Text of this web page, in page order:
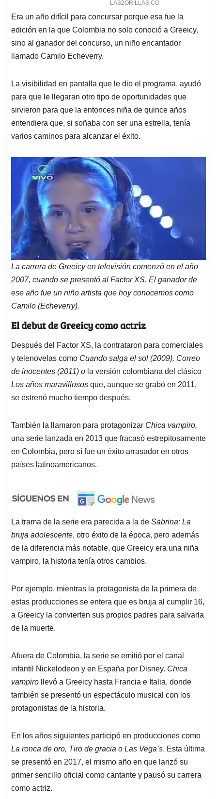
Era un año difícil para concursar porque esa fue la
edición en la que Colombia no solo conoció a Greeicy,
sino al ganador del concurso, un niño encantador
llamado Camilo Echeverry.
La visibilidad en pantalla que le dio el programa, ayudó
para que le llegaran otro tipo de oportunidades que
sirvieron para que la entonces niña de quince años
entendiera que, si soñaba con ser una estrella, tenía
varios caminos para alcanzar el éxito.
La carrera de Greeicy en televisión comenzó en el año
2007, cuando se presentó al Factor XS. El ganador de
ese año fue un niño artista que hoy conocemos como
Camilo (Echeverry).
El debut de Greeicy como actriz
Después del Factor XS, la contrataron para comerciales
y telenovelas como Cuando salga el sol (2009), Correo
de inocentes (2011) o la versión colombiana del clásico
Los años maravillosos que, aunque se grabó en 2011,
se estrenó mucho tiempo después.
También la llamaron para protagonizar Chica vampiro,
una serie lanzada en 2013 que fracasó estrepitosamente
en Colombia, pero sí fue un éxito arrasador en otros
países latinoamericanos.
La trama de la serie era parecida a la de Sabrina: La
bruja adolescente, otro éxito de la época, pero además
de la diferencia más notable, que Greeicy era una niña
vampiro, la historia tenía otros cambios.
Por ejemplo, mientras la protagonista de la primera de
estas producciones se entera que es bruja al cumplir 16,
a Greeicy la convierten sus propios padres para salvarla
de la muerte.
Afuera de Colombia, la serie se emitió por el canal
infantil Nickelodeon y en España por Disney. Chica
vampiro
llevó a Greeicy hasta Francia e Italia, donde
también se presentó un espectáculo musical con los
protagonistas de la historia.
En los años siguientes participó en producciones como
La ronca de oro, Tiro de gracia o Las Vega’s. Esta última
se presentó en 2017, el mismo año en que lanzó su
primer sencillo oficial como cantante y pausó su carrera
como actriz.